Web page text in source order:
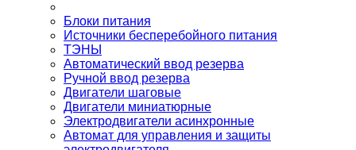
Блоки питания
Источники бесперебойного питания
ТЭНЫ
Автоматический ввод резерва
Ручной ввод резерва
Двигатели шаговые
Двигатели миниатюрные
Электродвигатели асинхронные
Автомат для управления и защиты